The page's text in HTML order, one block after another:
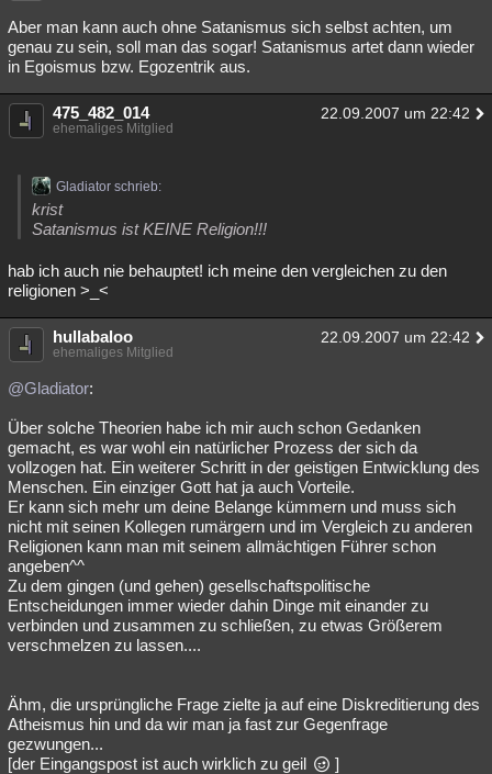
Aber man kann auch ohne Satanismus sich selbst achten, um
genau zu sein, soll man das sogar! Satanismus artet dann wieder
in Egoismus bzw. Egozentrik aus.
475_482_014 22.09.2007 um 22:42
ehemaliges Mitglied
Gladiator schrieb:
krist
Satanismus ist KEINE Religion!!!
hab ich auch nie behauptet! ich meine den vergleichen zu den
religionen >_<
hullabaloo 22.09.2007 um 22:42
ehemaliges Mitglied
@Gladiator:
Über solche Theorien habe ich mir auch schon Gedanken
gemacht, es war wohl ein natürlicher Prozess der sich da
vollzogen hat. Ein weiterer Schritt in der geistigen Entwicklung des
Menschen. Ein einziger Gott hat ja auch Vorteile.
Er kann sich mehr um deine Belange kümmern und muss sich
nicht mit seinen Kollegen rumärgern und im Vergleich zu anderen
Religionen kann man mit seinem allmächtigen Führer schon
angeben^^
Zu dem gingen (und gehen) gesellschaftspolitische
Entscheidungen immer wieder dahin Dinge mit einander zu
verbinden und zusammen zu schließen, zu etwas Größerem
verschmelzen zu lassen....
Ähm, die ursprüngliche Frage zielte ja auf eine Diskreditierung des
Atheismus hin und da wir man ja fast zur Gegenfrage
gezwungen...
[der Eingangspost ist auch wirklich zu geil
]